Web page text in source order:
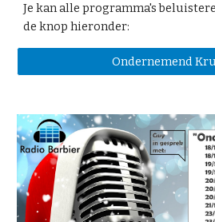
Je kan alle programma's
de knop hieronder:
Ondernemend